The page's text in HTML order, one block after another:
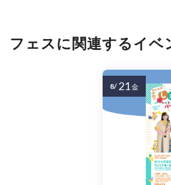
フェスに関連するイベ
8/ 21金